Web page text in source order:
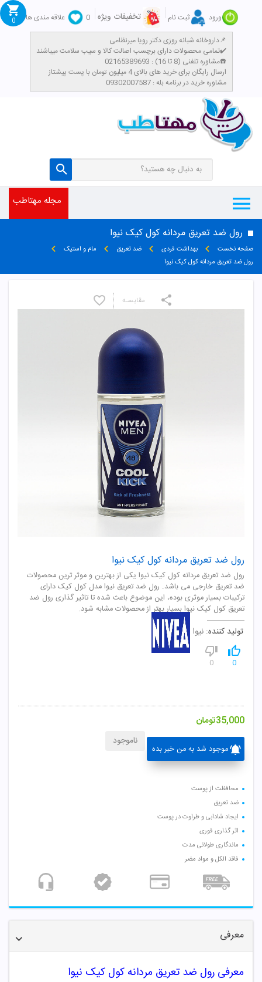
ورود ثبت نام تخفیفات ویژه 0
علاقه مندی ها
داروخانه شبانه روزی دکتر رویا میرنظامی📌
تمامی محصولات دارای برچسب اصالت کالا و سیب سلامت میباشند✔️
مشاوره تلفنی (8 تا 16) : 02165389693☎️
​ارسال رایگان برای خرید های بالای 4 میلیون تومان با پست پیشتاز
مشاوره خرید در برنامه بله : 09302007587
0
مجله مهتاطب
رول ضد تعریق مردانه کول کیک نیوا
صفحه نخست بهداشت فردی ضد تعریق
مام و استیک
رول ضد تعریق مردانه کول کیک نیوا
رول ضد تعریق مردانه کول کیک نیوا
رول ضد تعریق مردانه کول کیک نیوا یکی از بهترین و موثر ترین محصولات
ضد تعریق خارجی می باشد. رول ضد تعریق نیوا مدل کول کیک دارای
ترکیبات بسیار موثری بوده، این موضوع باعث شده تا تاثیر گذاری رول ضد
تعریق کول کیک نیوا بسیار بهتر از محصولات مشابه شود.
تولید کننده: نیوا
0
0
35,000تومان
موجود شد به من خبر بده
ناموجود
مقایسـه
محافظت از پوست
ضد تعریق
ایجاد شادابی و طراوت در پوست
اثر گذاری فوری
ماندگاری طولانی مدت
فاقد الکل و مواد مضر
معرفی
معرفی رول ضد تعریق مردانه کول کیک نیوا